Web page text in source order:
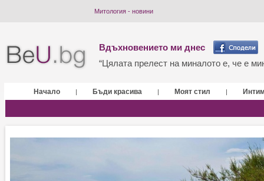
Митология - новини
Вдъхновението ми днес
“Цялата прелест на миналото е, че е
Начало | Бъди красива | Моят стил |